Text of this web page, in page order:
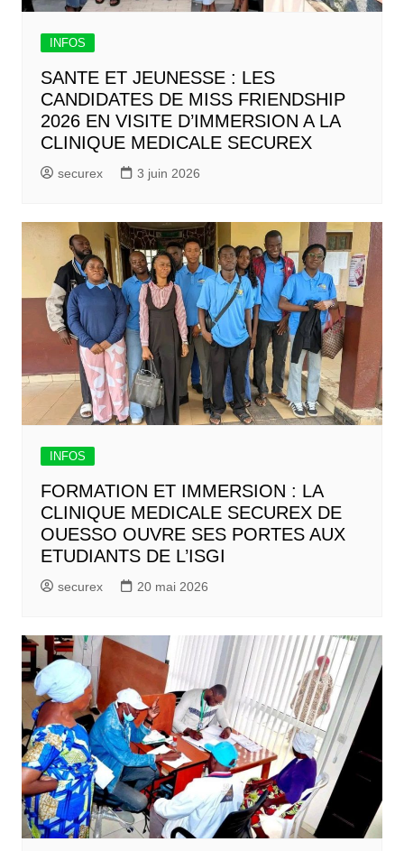
INFOS
SANTE ET JEUNESSE : LES
CANDIDATES DE MISS FRIENDSHIP
2026 EN VISITE D’IMMERSION A LA
CLINIQUE MEDICALE SECUREX
securex 3 juin 2026
INFOS
FORMATION ET IMMERSION : LA
CLINIQUE MEDICALE SECUREX DE
OUESSO OUVRE SES PORTES AUX
ETUDIANTS DE L’ISGI
securex 20 mai 2026